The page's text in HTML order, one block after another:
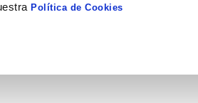
Política de Cookies
y estadística